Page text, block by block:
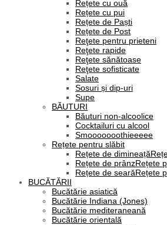
Rețete cu ouă
Rețete cu pui
Rețete de Paști
Rețete de Post
Reţete pentru prieteni
Reţete rapide
Reţete sănătoase
Reţete sofisticate
Salate
Sosuri și dip-uri
Supe
BĂUTURI
Băuturi non-alcoolice
Cocktailuri cu alcool
Smooooooothieeeee
Rețete pentru slăbit
Rețete de dimineață
Rețete de prânzRețete
Rețete de searăRețete
BUCĂTĂRII
Bucătărie asiatică
Bucătărie Indiana (Jones)
Bucătărie mediteraneană
Bucătărie orientală